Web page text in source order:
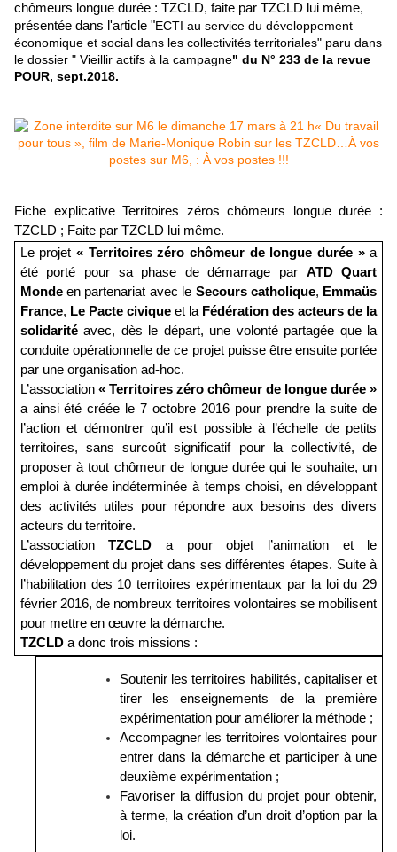
chômeurs longue durée : TZCLD, faite par TZCLD lui même,
présentée dans l'article "ECTI au service du développement
économique et social dans les collectivités territoriales" paru dans
le dossier " Vieillir actifs à la campagne" du N° 233 de la revue
POUR, sept.2018.
Fiche explicative Territoires zéros chômeurs longue durée :
TZCLD ; Faite par TZCLD lui même.
Le projet « Territoires zéro chômeur de longue durée »a
été porté pour sa phase de démarrage par ATD Quart
Mondeen partenariat avec le Secours catholique, Emmaüs
France, Le Pacte civiqueet la Fédération des acteurs de la
solidaritéavec, dès le départ, une volonté partagée que la
conduite opérationnelle de ce projet puisse être ensuite portée
par une organisation ad-hoc.
L’association « Territoires zéro chômeur de longue durée »
a ainsi été créée le 7 octobre 2016 pour prendre la suite de
l’action et démontrer qu’il est possible à l’échelle de petits
territoires, sans surcoût significatif pour la collectivité, de
proposer à tout chômeur de longue durée qui le souhaite, un
emploi à durée indéterminée à temps choisi, en développant
des activités utiles pour répondre aux besoins des divers
acteurs du territoire.
L’associationTZCLD a pour objet l’animation et le
développement du projet dans ses différentes étapes. Suite à
l’habilitation des 10 territoires expérimentaux par la loi du 29
février 2016, de nombreux territoires volontaires se mobilisent
pour mettre en œuvre la démarche.
TZCLDa donc trois missions :
Soutenir les territoires habilités, capitaliser et
tirer les enseignements de la première
expérimentation pour améliorer la méthode ;
Accompagner les territoires volontaires pour
entrer dans la démarche et participer à une
deuxième expérimentation ;
Favoriser la diffusion du projet pour obtenir,
à terme, la création d’un droit d’option par la
loi.